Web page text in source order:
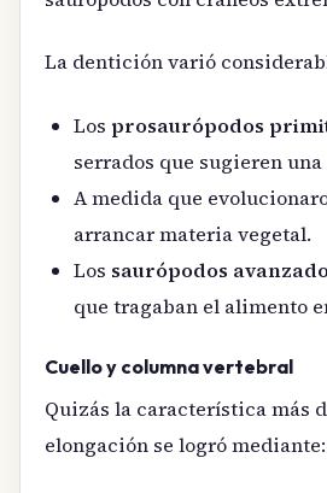
La dentición varió
Los prosaurópodos
serrados que sugieren
A medida que
arrancar materia vegetal.
Los saurópodos
que tragaban el alimento
Cuello y columna vertebral
Quizás la característica más
elongación se logró mediante: